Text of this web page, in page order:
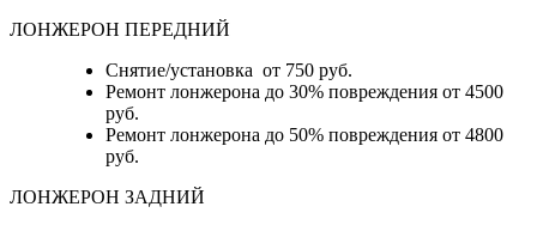
ЛОНЖЕРОН ПЕРЕДНИЙ
Снятие/установка от 750 руб.
Ремонт лонжерона до 30% повреждения от 4500
руб.
Ремонт лонжерона до 50% повреждения от 4800
руб.
ЛОНЖЕРОН ЗАДНИЙ